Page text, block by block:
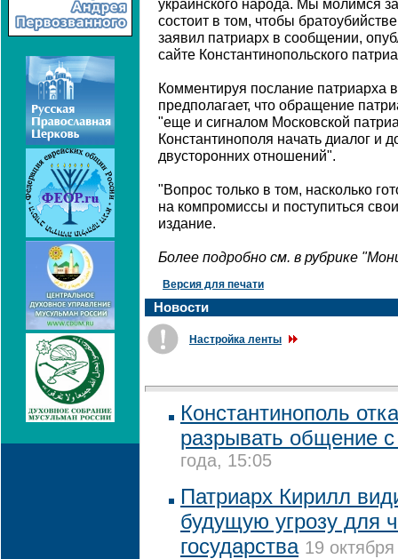
украинского народа. Мы молимся
состоит в том, чтобы
заявил патриарх в сообщении,
сайте Константинопольского
Комментируя послание патриарха
предполагает, что обращение
"еще и сигналом Московской
Константинополя начать диалог и
двусторонних отношений".
"Вопрос только в том, насколько
на компромиссы и поступиться
издание.
Более подробно см. в рубрике
Версия для печати
Новости
Настройка ленты
Константинополь
разрывать общение
года, 15:05
Патриарх Кирилл
будущую угрозу для
государства 19